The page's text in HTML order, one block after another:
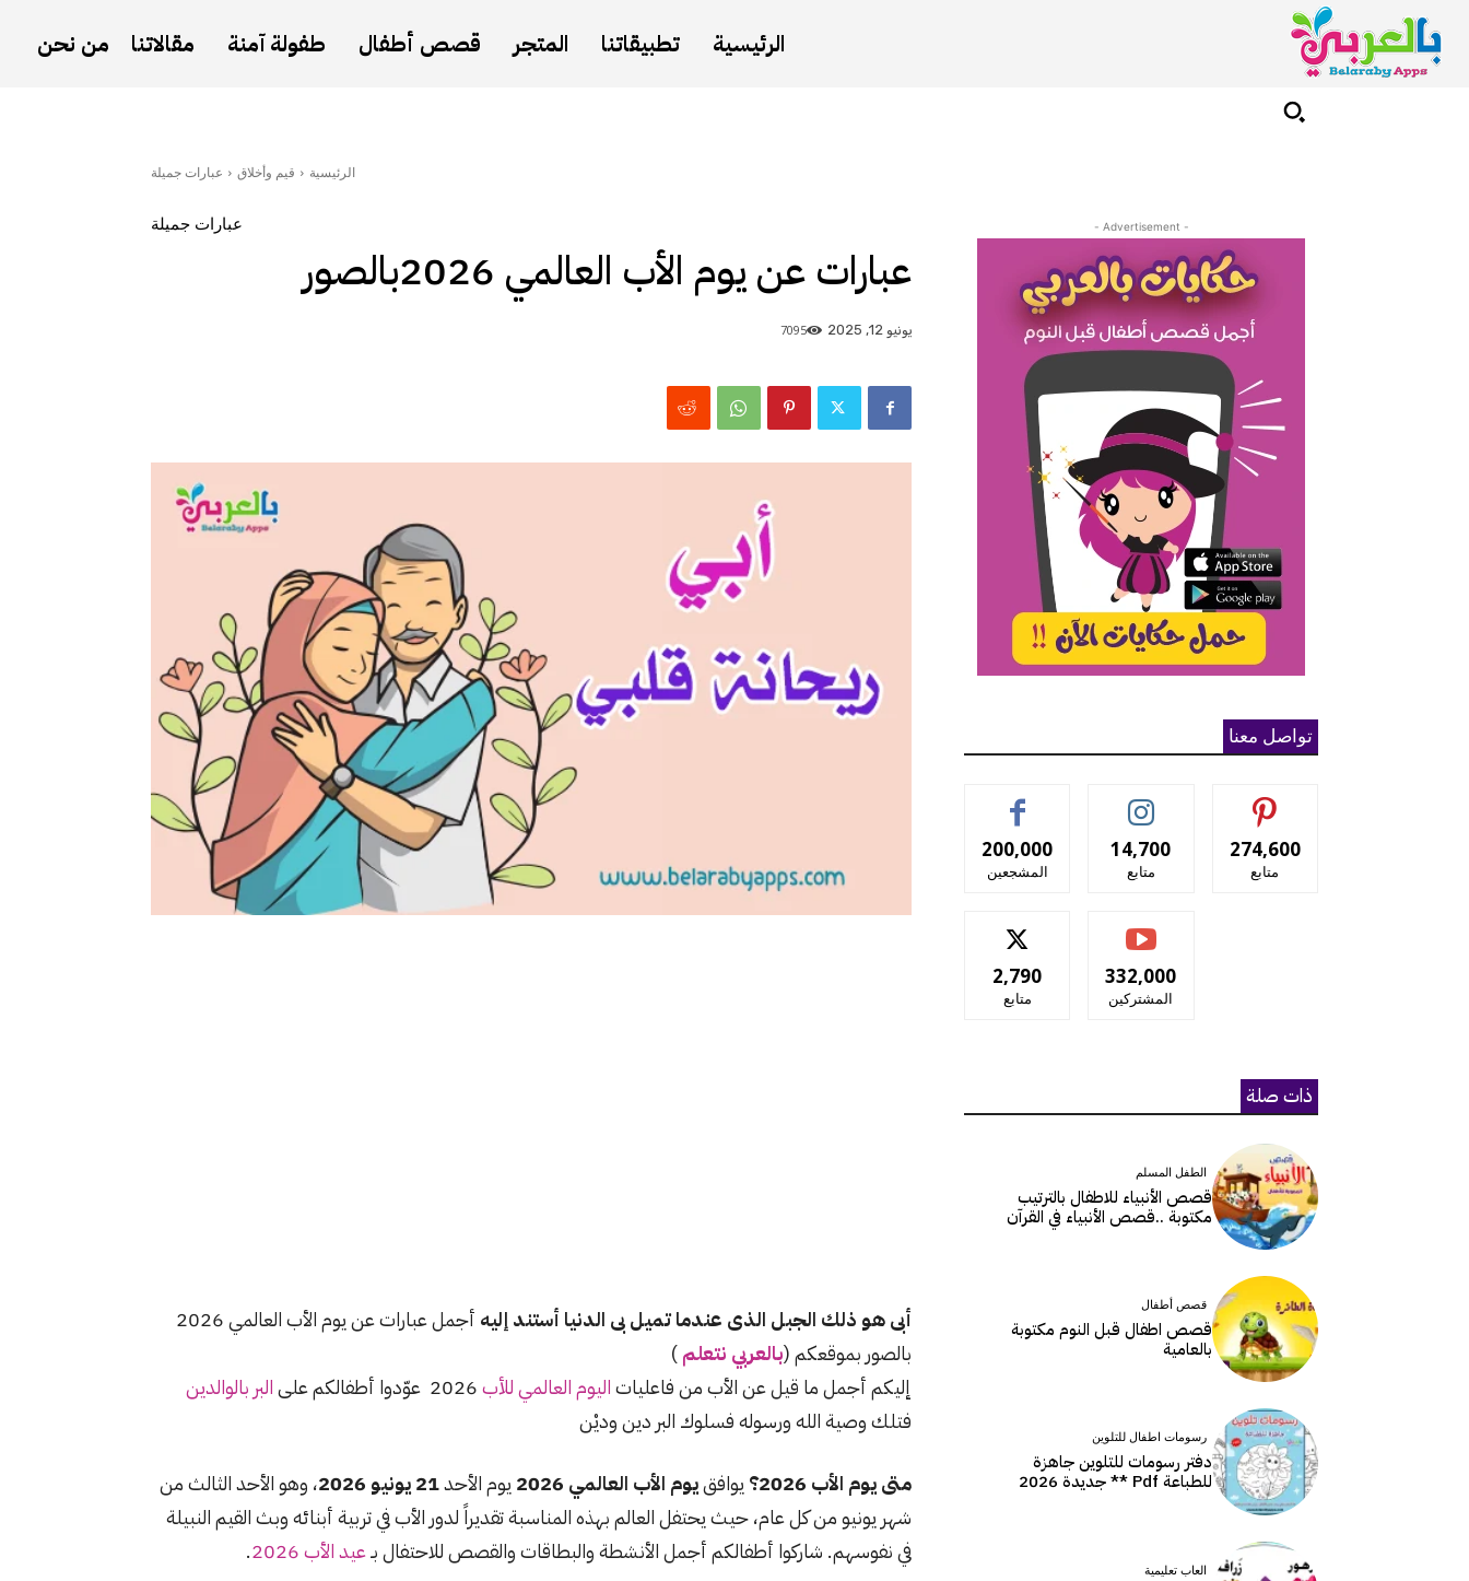
الرئيسية تطبيقاتنا المتجر قصص أطفال طفولة آمنة مقالاتنا من نحن
الرئيسية قيم وأخلاق عبارات جميلة
عبارات جميلة
عبارات عن يوم الأب العالمي 2026بالصور
يونيو 12, 2025 7095
أبى هو ذلك الجبل الذى عندما تميل بى الدنيا أستند إليه
أجمل عبارات عن يوم الأب العالمي 2026
بالصور بموقعكم (بالعربي نتعلم)
إليكم أجمل ما قيل عن الأب من فاعلياتاليوم العالمي للأب
البر بالوالدين
فتلك وصية الله ورسوله فسلوك البر دين وديْن
متى يوم الأب 2026؟ يوافقيوم الأب العالمي 2026 يوم الأحد21 يونيو 2026
، وهو الأحد الثالث من
شهر يونيو من كل عام، حيث يحتفل العالم بهذه المناسبة تقديراً لدور الأب في تربية أبنائه وبث القيم النبيلة
في نفوسهم. شاركوا أطفالكم أجمل الأنشطة والبطاقات والقصص للاحتفال بـعيد الأب 2026 .
- Advertisement -
تواصل معنا
200,000
المشجعين
14,700
متابع
274,600
متابع
2,790
متابع
332,000
المشتركين
ذات صلة
الطفل المسلم
قصص الأنبياء للاطفال بالترتيب
مكتوبة ..قصص الأنبياء في القرآن
قصص أطفال
قصص اطفال قبل النوم مكتوبة
بالعامية
رسومات اطفال للتلوين
دفتر رسومات للتلوين جاهزة
للطباعة Pdf ** جديدة 2026
العاب تعليمية